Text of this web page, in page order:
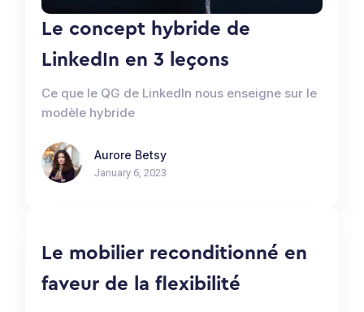
Le concept hybride de
LinkedIn en 3 leçons
Ce que le QG de LinkedIn nous enseigne sur le
modèle hybride
Aurore Betsy
January 6, 2023
Le mobilier reconditionné en
faveur de la flexibilité